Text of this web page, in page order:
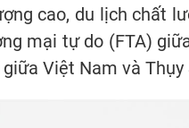
cao, du lịch chất
mại tự do (FTA)
Việt Nam và Thụy